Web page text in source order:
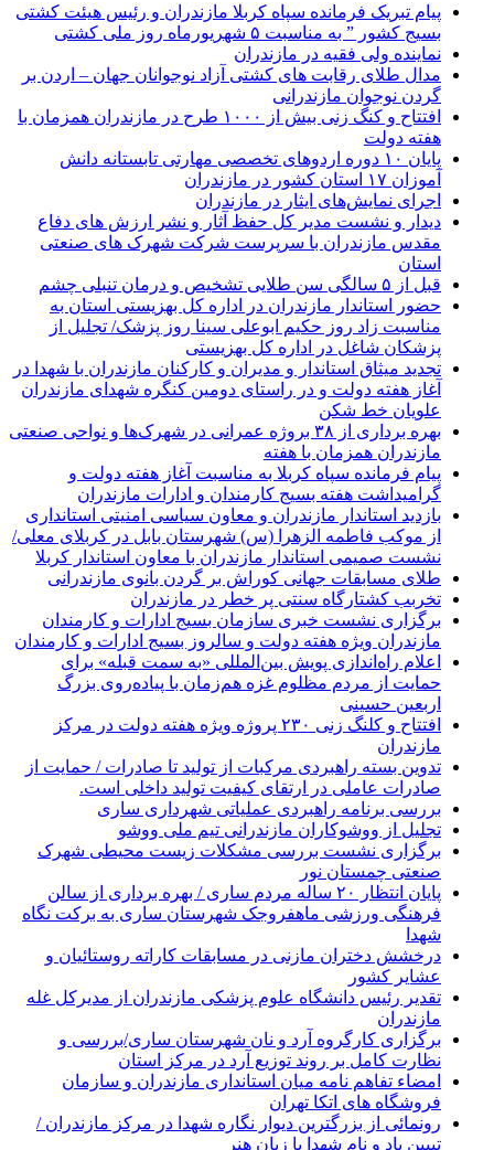
پیام تبریک فرمانده سپاه کربلا مازندران و رئیس هیئت کشتی
بسیج کشور ” به مناسبت ۵ شهریورماه روز ملی کشتی
نماينده ولی فقیه در مازندران
مدال طلای رقابت های کشتی آزاد نوجوانان جهان – اردن بر
گردن نوجوان مازندرانی
افتتاح و کنگ زنی بیش از ۱۰۰۰ طرح در مازندران همزمان با
هفته دولت
پایان ۱۰ دوره اردوهای تخصصی مهارتی تابستانه دانش
آموزان ۱۷ استان کشور در مازندران
اجرای نمایش‌های ایثار در مازندران
دیدار و نشست مدیر کل حفظ آثار و نشر ارزش های دفاع
مقدس مازندران با سرپرست شرکت شهرک های صنعتی
استان
قبل از ۵ سالگی سن طلایی تشخیص و درمان تنبلی چشم
حضور استاندار مازندران در اداره کل بهزیستی استان به
مناسبت زاد روز حکیم ابوعلی سینا روز پزشک/ تجلیل از
پزشکان شاغل در اداره کل بهزیستی
تجدید میثاق استاندار و مدیران و کارکنان مازندران با شهدا در
آغاز هفته دولت و در راستای دومین کنگره شهدای مازندران
علویان خط شکن
بهره برداری از ۳۸ بروژه عمرانی در شهرک‌ها و نواحی صنعتی
مازندران همزمان با هفته
پیام فرمانده سپاه کربلا به مناسبت آغاز هفته دولت و
گرامیداشت هفته بسیج کارمندان و ادارات مازندران
بازدید استاندار مازندران و معاون سیاسی امنیتی استانداری
از موکب فاطمه الزهرا (س) شهرستان بابل در کربلای معلی/
نشست صمیمی استاندار مازندران با معاون استاندار کربلا
طلای مسابقات جهانی کوراش بر گردن بانوی مازندرانی
تخربب کشتارگاه سنتی پر خطر در مازندران
برگزاری نشست خبری سازمان بسیج ادارات و کارمندان
مازندران ویژه هفته دولت و سالروز بسیج ادارات و کارمندان
اعلام راه‌اندازی پویش بین‌المللی «به سمت قبله» برای
حمایت از مردم مظلوم غزه هم‌زمان با پیاده‌روی بزرگ
اربعین حسینی
افتتاح و کلنگ زنی ۲۳۰ پروژه ویژه هفته دولت در مرکز
مازندران
تدوین بسته راهبردی مرکبات از تولید تا صادرات / حمایت از
صادرات عاملی در ارتقای کیفیت تولید داخلی است.
بررسی برنامه راهبردی عملیاتی شهرداری ساری
تجلیل از ووشوکاران مازندرانی تیم ملی ووشو
برگزاری نشست بررسی مشکلات زیست محیطی شهرک
صنعتی چمستان نور
پایان انتظار ۲۰ ساله مردم ساری / بهره برداری از سالن
فرهنگی ورزشی ماهفروجک شهرستان ساری به برکت نگاه
شهدا
درخشش دختران مازنی در مسابقات کاراته روستائیان و
عشایر کشور
تقدیر رئیس دانشگاه علوم پزشکی مازندران از مدیرکل غله
مازندران
برگزاری کارگروه آرد و نان شهرستان ساری/بررسی و
نظارت کامل بر روند توزیع آرد در مرکز استان
امضاء تفاهم نامه میان استانداری مازندران و سازمان
فروشگاه های اتکا تهران
رونمائی از بزرگترین دیوار نگاره شهدا در مرکز مازندران /
تبیین یاد و نام شهدا با زبان هنر